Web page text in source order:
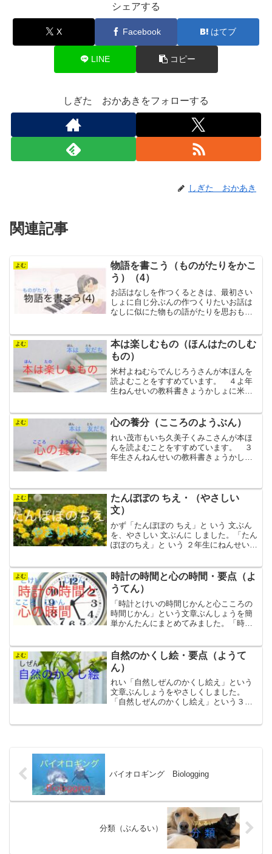
シェアする
X Facebook はてブ
LINE コピー
しぎた おかあきをフォローする
しぎた おかあき
関連記事
よむ
物語を書こう（ものがたりをかこ
う）（4）
お話はなしを作つくるときは、最初さい
しょに自じ分ぶんの作つくりたいお話は
なしに似にた物もの語がたりを思おもい
ふん囲い気きのお話はなしにするか考か
んがえることが必要ひつよ...
よむ
本は楽しむもの（ほんはたのしむ
もの）
米村よねむらでんじろうさんが本ほんを
読よむことをすすめています。 ４よ年
生ねんせいの教科書きょうかしょに米村
かいています。かんたんにまとめてみま
した。学習がくしゅうの役...
よむ 心の養分（こころのようぶん）
れい茂市もいち久美子くみこさんが本ほ
んを読よむことをすすめています。 ３
年生さんねんせいの教科書きょうかしょ
てみました。学習がくしゅ...
よむ
たんぽぽの ちえ・（やさしい
文）
かず「たんぽぽの ちえ」と いう 文ぶん
を、やさしい 文ぶんに しました。「たん
ぽぽのちえ」と いう ２年生にねんせいの
しました。学まなびに いかして くれた...
よむ
時計の時間と心の時間・要点（よ
うてん）
「時計とけいの時間じかんと心こころの
時間じかん」という文章ぶんしょうを簡
単かんたんにまとめてみました。「時計
書きょうかしょにのっている文章ぶんし
ょうを形式段落けいしきだ...
よむ
自然のかくし絵・要点（ようて
ん）
れい「自然しぜんのかくし絵え」という
文章ぶんしょうをやさしくしました。
「自然しぜんのかくし絵え」という３年
バイオロギング Biologging
分類（ぶんるい）